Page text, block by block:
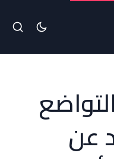
عن